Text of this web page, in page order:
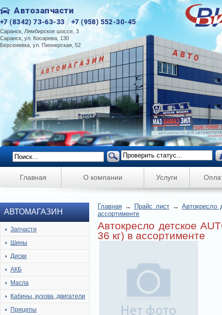
Автозапчасти
+7 (8342) 73-63-33 /+7 (958) 552-30-45
Саранск, Лямбирское шоссе, 3
Саранск, ул. Косарева, 130
Берсеневка, ул. Пионерская, 52
Главная О компании Услуги
АВТОМАГАЗИН
Запчасти
Шины
Диски
АКБ
Масла
Кабины, кузова, двигатели
Прицепы
Главная → Прайс лист→ Автокресло
ассортименте
Автокресло детское
36 кг) в ассортименте